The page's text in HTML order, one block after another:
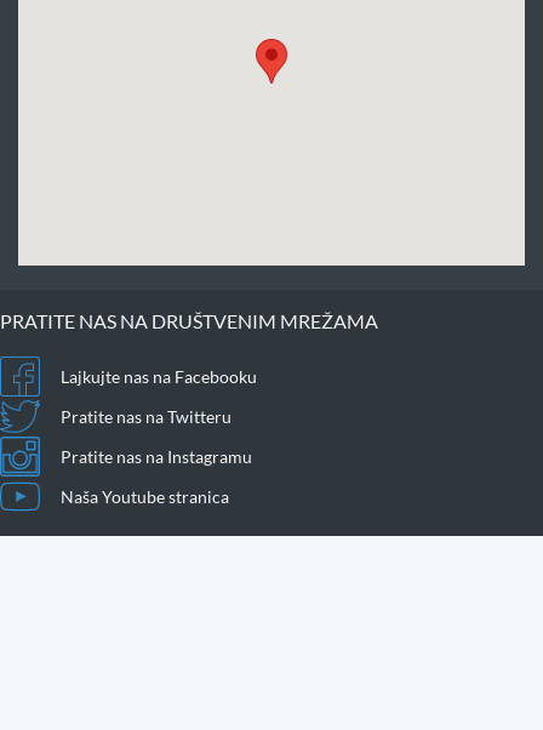
PRATITE NAS NA DRUŠTVENIM MREŽAMA
Lajkujte nas na Facebooku
Pratite nas na Twitteru
Pratite nas na Instagramu
Naša Youtube stranica